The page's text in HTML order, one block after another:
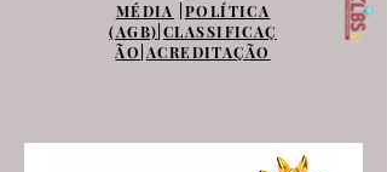
MÉDIA
POLÍTICA
(AGB) CLASSIFICAÇ
ÃO ACREDITAÇÃO